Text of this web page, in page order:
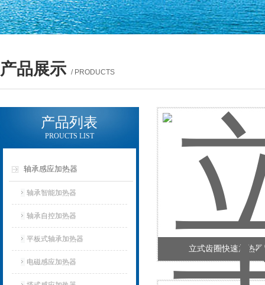
产品展示 / PRODUCTS
产品列表
PROUCTS LIST
轴承感应加热器
轴承智能加热器
轴承自控加热器
平板式轴承加热器
电磁感应加热器
立式齿圈快速加热器